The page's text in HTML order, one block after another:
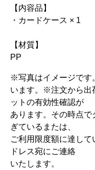
【内容品】
・カードケース × 1
【材質】
PP
※写真はイメージです
います。 ※注文から出
ットの有効性確認が
あります。その時点
ぎているまたは、
ご利用限度額に達し
ドレス宛にご連絡
いたします。